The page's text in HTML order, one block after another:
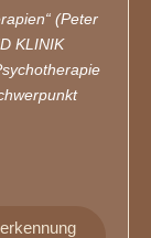
(Peter
KLINIK